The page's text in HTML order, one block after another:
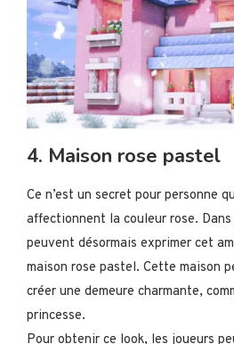
4. Maison rose pastel
Ce n’est un secret pour personne
affectionnent la couleur rose.
peuvent désormais exprimer cet
maison rose pastel. Cette maison
créer une demeure charmante,
princesse.
Pour obtenir ce look, les joueurs